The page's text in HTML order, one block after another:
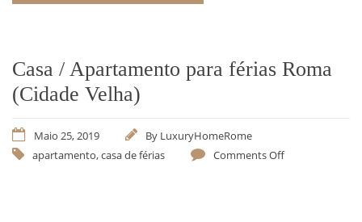
Casa / Apartamento para férias Roma
(Cidade Velha)
Maio 25, 2019 By LuxuryHomeRome
apartamento,casa de férias Comments Off